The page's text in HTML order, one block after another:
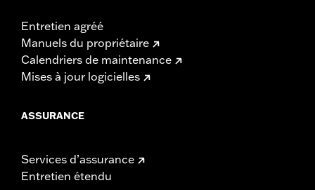
Entretien agréé
Manuels du propriétaire
Calendriers de maintenance
Mises à jour logicielles
ASSURANCE
Services d’assurance
Entretien étendu